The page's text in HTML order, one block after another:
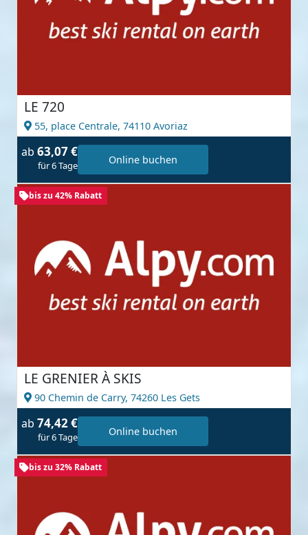
LE 720
55, place Centrale, 74110 Avoriaz
ab 63,07 €
für 6 Tage Online buchen
bis zu 42% Rabatt
LE GRENIER À SKIS
90 Chemin de Carry, 74260 Les Gets
ab 74,42 €
für 6 Tage Online buchen
bis zu 32% Rabatt